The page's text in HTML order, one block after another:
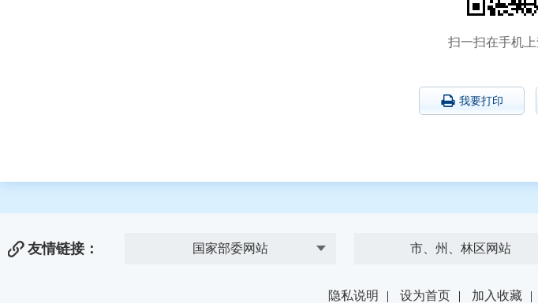
扫一扫在手机
我要打印
友情链接： 国家部委网站 市、州、林区网站
隐私说明 | 设为首页 | 加入收藏 |